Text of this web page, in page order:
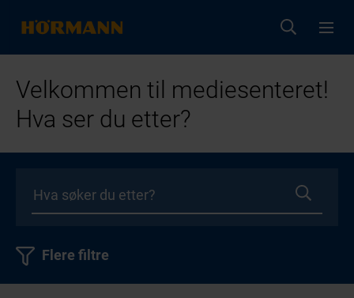
Velkommen til mediesenteret!
Hva ser du etter?
Flere filtre